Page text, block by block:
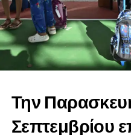
Την
Σεπτεμβρίου